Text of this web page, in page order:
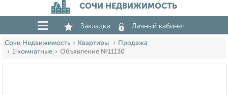
СОЧИ НЕДВИЖИМОСТЬ
Закладки Личный кабинет
Сочи Недвижимость Квартиры
Продажа
1‑комнатные
Объявление №11130